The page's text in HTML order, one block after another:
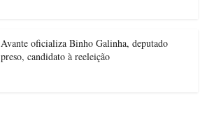
Avante oficializa Binho Galinha, deputado
preso, candidato à reeleição